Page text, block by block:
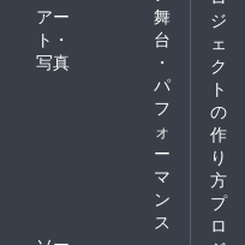
アー
ト・
写真
舞
台
・
パ
フ
ォ
ー
マ
ン
ス
ジ
ェ
ク
ト
の
作
り
方
プ
ロ